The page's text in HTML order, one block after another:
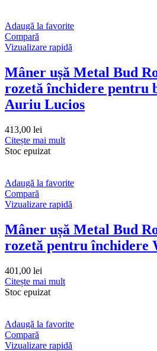
Adaugă la favorite
Compară
Vizualizare rapidă
Mâner ușă Metal Bud
rozetă închidere pentru
Auriu Lucios
413,00 lei
Citește mai mult
Stoc epuizat
Adaugă la favorite
Compară
Vizualizare rapidă
Mâner ușă Metal Bud
rozetă pentru închidere
401,00 lei
Citește mai mult
Stoc epuizat
Adaugă la favorite
Compară
Vizualizare rapidă